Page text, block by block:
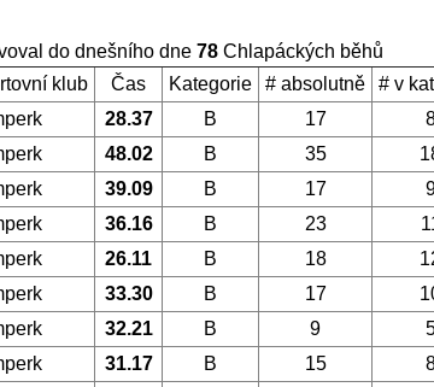
do dnešního dne 78 Chlapáckých běhů
klub Čas Kategorie # absolutně
# v
28.37 B 17
48.02 B 35
39.09 B 17
36.16 B 23
26.11 B 18
33.30 B 17
32.21 B 9
31.17 B 15